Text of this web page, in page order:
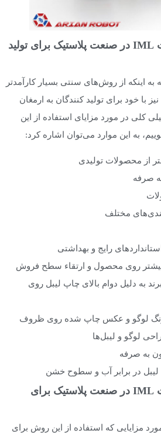
مزایای استفاده از ربات IML در صنعت پلاستیک برای تولید
به اینکه از روش‌های سنتی بسیار کارآمدتر
با خود برای تولید کنندگان به ارمغان
کلی در مورد مزایای استفاده از این
به این موارد می‌توان اشاره کرد:
از محصولات تولیدی
صرفه
مختلف
رایج و بهداشتی
بیشتر روی محصول و ارتقاء سطح فروش
به دلیل دوام بالای چاپ لیبل روی
رنگ لوگو و عکس چاپ شده روی ظروف
لوگو و لیبل‌ها
به صرفه
لیبل در برابر آب و سطوح خشن
مزایای استفاده از ربات IML در صنعت پلاستیک برای
مزایایی که استفاده از این روش برای